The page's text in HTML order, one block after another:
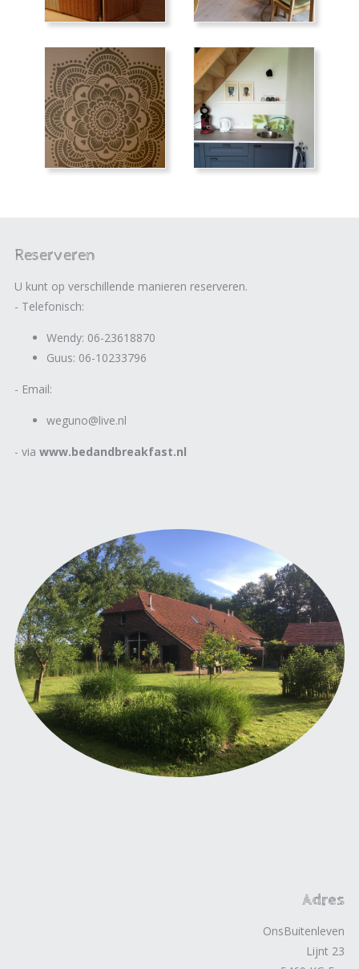
Reserveren
U kunt op verschillende manieren reserveren.
- Telefonisch:
Wendy: 06-23618870
Guus: 06-10233796
- Email:
weguno@live.nl
- via www.bedandbreakfast.nl
Adres
OnsBuitenleven
Lijnt 23